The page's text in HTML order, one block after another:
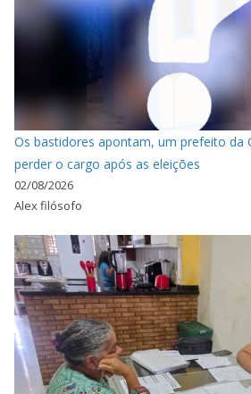
Os bastidores apontam, um prefeito da
perder o cargo após as eleições
02/08/2026
Alex filósofo